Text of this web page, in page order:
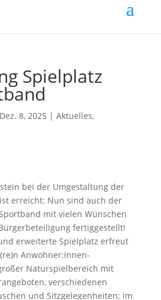
Spielplatz
Dez. 8, 2025 | Aktuelles,
bei der Umgestaltung der
erreicht: Nun sind auch der
mit vielen Wünschen
fertiggestellt!
erweiterte Spielplatz erfreut
Anwohner:innen-
Naturspielbereich mit
verschiedenen
und Sitzgelegenheiten; im